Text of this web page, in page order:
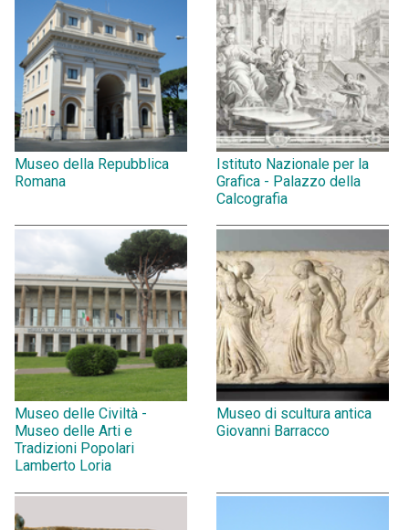
Museo della Repubblica
Romana
Istituto Nazionale per la
Grafica - Palazzo della
Calcografia
Museo delle Civiltà -
Museo delle Arti e
Tradizioni Popolari
Lamberto Loria
Museo di scultura antica
Giovanni Barracco